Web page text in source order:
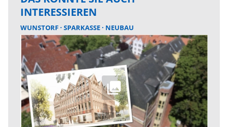
INTERESSIEREN
WUNSTORF SPARKASSE NEUBAU